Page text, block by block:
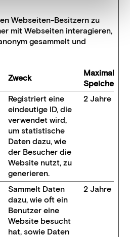
Webseiten-Besitzern zu
mit Webseiten interagieren,
gesammelt und
Zweck
Maximale
Registriert eine
eindeutige ID, die
verwendet wird,
um statistische
Daten dazu, wie
der Besucher die
Website nutzt, zu
generieren.
2 Jahre
Sammelt Daten
dazu, wie oft ein
Benutzer eine
Website besucht
hat, sowie Daten
2 Jahre